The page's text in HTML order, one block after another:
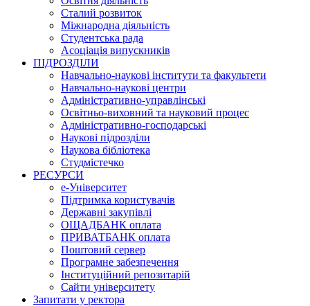
Сталий розвиток
Міжнародна діяльність
Студентська рада
Асоціація випускників
ПІДРОЗДІЛИ
Навчально-наукові інститути та факультети
Навчально-наукові центри
Адміністративно-управлінські
Освітньо-виховний та науковий процес
Адміністративно-господарські
Наукові підрозділи
Наукова бібліотека
Студмістечко
РЕСУРСИ
е-Університет
Підтримка користувачів
Державні закупівлі
ОЩАДБАНК оплата
ПРИВАТБАНК оплата
Поштовий сервер
Програмне забезпечення
Інституційний репозитарій
Сайти університету
Запитати у ректора